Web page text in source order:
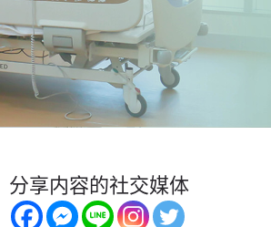
分享内容的社交媒体